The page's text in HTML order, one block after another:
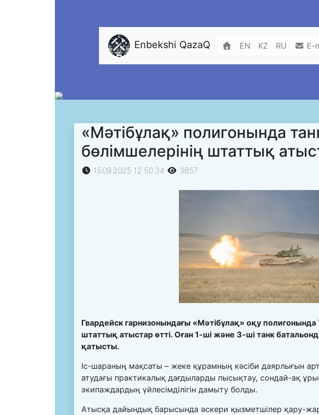
Enbekshi QazaQ EN KZ RU E-
«Мәтібұлақ» полигонында
бөлімшелерінің штаттық
15.09.2025 12:50:34 3857
Гвардейск гарнизонындағы «Мәтібұлақ» оқу
штаттық атыстар өтті. Оған 1-ші және 3-ші танк
қатысты.
Іс-шараның мақсаты – жеке құрамның кәсіби даярлығын
атудағы практикалық дағдыларды пысықтау, сондай-ақ
экипаждардың үйлесімділігін дамыту болды.
Атысқа дайындық барысында әскери қызметшілер қару-